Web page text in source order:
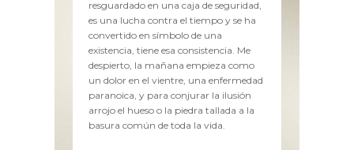
resguardado en una caja de seguridad,
es una lucha contra el tiempo y se ha
convertido en símbolo de una
existencia, tiene esa consistencia. Me
despierto, la mañana empieza como
un dolor en el vientre, una enfermedad
paranoica, y para conjurar la ilusión
arrojo el hueso o la piedra tallada a la
basura común de toda la vida.